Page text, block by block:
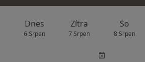
Dnes
6 Srpen
Zítra
7 Srpen
So
8 Srpen